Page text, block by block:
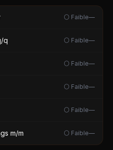
⚪ Faible—
q ⚪ Faible—
⚪ Faible—
⚪ Faible—
⚪ Faible—
m/m ⚪ Faible—